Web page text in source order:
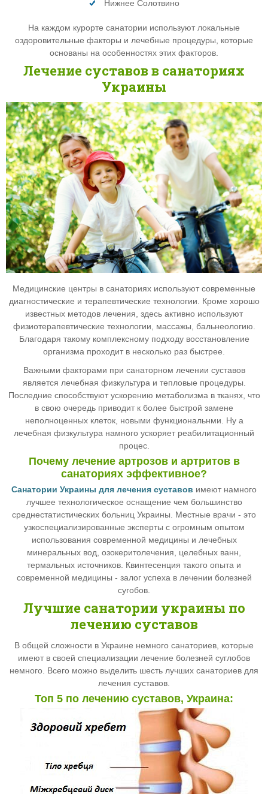
Нижнее Солотвино
На каждом курорте санатории используют локальные
оздоровительные факторы и лечебные процедуры, которые
основаны на особенностях этих факторов.
Лечение суставов в санаториях
Украины
Медицинские центры в санаториях используют современные
диагностические и терапевтические технологии. Кроме хорошо
известных методов лечения, здесь активно используют
физиотерапевтические технологии, массажы, бальнеологию.
Благодаря такому комплексному подходу восстановление
организма проходит в несколько раз быстрее.
Важными факторами при санаторном лечении суставов
является лечебная физкультура и тепловые процедуры.
Последние способствуют ускорению метаболизма в тканях, что
в свою очередь приводит к более быстрой замене
неполноценных клеток, новыми функциональнми. Ну а
лечебная физкультура намного ускоряет реабилитационный
процес.
Почему лечение артрозов и артритов в
санаториях эффективное?
Санатории Украины для лечения суставов имеют намного
лучшее технологическое оснащение чем большинство
среднестатистических больниц Украины. Местные врачи - это
узкоспециализированные эксперты с огромным опытом
использования современной медицины и лечебных
минеральных вод, озокеритолечения, целебных ванн,
термальных источников. Квинтесенция такого опыта и
современной медицины - залог успеха в лечении болезней
сугобов.
Лучшие санатории украины по
лечению суставов
В общей сложности в Украине немного санаториев, которые
имеют в своей специализации лечение болезней суглобов
немного. Всего можно выделить шесть лучших санаториев для
лечения суставов.
Топ 5 по лечению суставов, Украина: